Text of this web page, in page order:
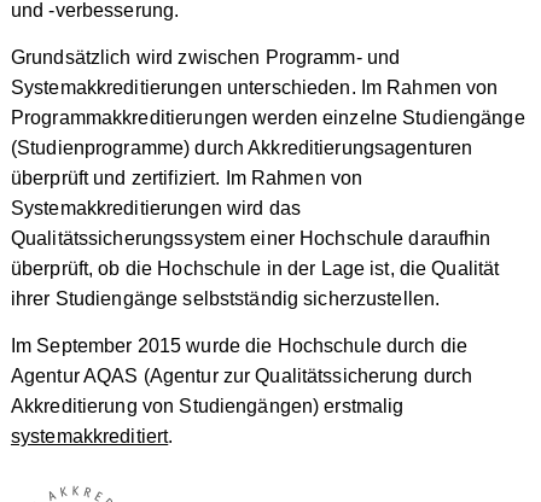
und -verbesserung.
Grundsätzlich wird zwischen Programm- und
Systemakkreditierungen unterschieden. Im Rahmen von
Programmakkreditierungen werden einzelne Studiengänge
(Studienprogramme) durch Akkreditierungsagenturen
überprüft und zertifiziert. Im Rahmen von
Systemakkreditierungen wird das
Qualitätssicherungssystem einer Hochschule daraufhin
überprüft, ob die Hochschule in der Lage ist, die Qualität
ihrer Studiengänge selbstständig sicherzustellen.
Im September 2015 wurde die Hochschule durch die
Agentur AQAS (Agentur zur Qualitätssicherung durch
Akkreditierung von Studiengängen) erstmalig
systemakkreditiert.